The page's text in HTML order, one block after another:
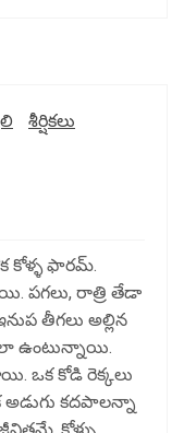
శీర్షికలు
కోళ్ళ ఫారమ్.
పగలు, రాత్రి తేడా
తీగలు అల్లిన
ఉంటున్నాయి.
ఒక కోడి రెక్కలు
కదపాలన్నా